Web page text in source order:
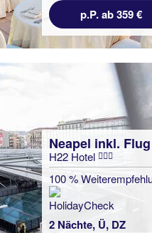
p.P. ab 359 €
Neapel inkl. Flug
H22 Hotel
100 %
2 Nächte, Ü, DZ